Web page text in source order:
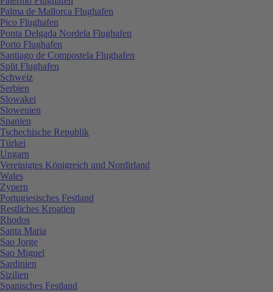
Palma de Mallorca Flughafen
Pico Flughafen
Ponta Delgada Nordela Flughafen
Porto Flughafen
Santiago de Compostela Flughafen
Split Flughafen
Schweiz
Serbien
Slowakei
Slowenien
Spanien
Tschechische Republik
Türkei
Ungarn
Vereinigtes Königreich und Nordirland
Wales
Zypern
Portugiesisches Festland
Restliches Kroatien
Rhodos
Santa Maria
Sao Jorge
Sao Miguel
Sardinien
Sizilien
Spanisches Festland